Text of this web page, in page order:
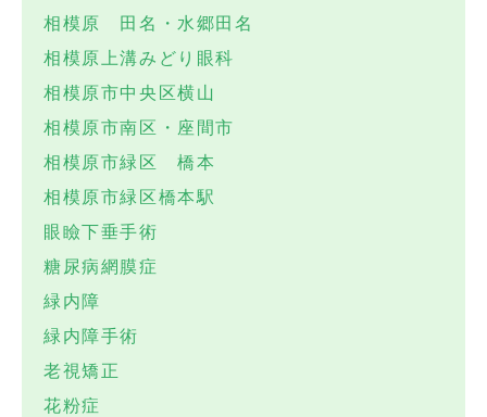
相模原 田名・水郷田名
相模原上溝みどり眼科
相模原市中央区横山
相模原市南区・座間市
相模原市緑区 橋本
相模原市緑区橋本駅
眼瞼下垂手術
糖尿病網膜症
緑内障
緑内障手術
老視矯正
花粉症